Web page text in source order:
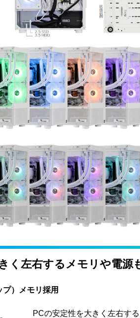
く左右するメモリや電
）メモリ採用
PCの安定性を大きく左右す